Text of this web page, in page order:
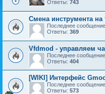
Ответы: 743
Смена инструмента на
Последнее сообщение
Ответы: 369
Vfdmod - управляем
Последнее сообщение
Ответы: 404
[WIKI] Интерфейс
Последнее сообщение
Ответы: 573